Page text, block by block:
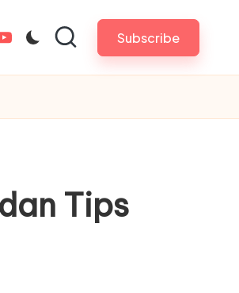
Subscribe
Tips